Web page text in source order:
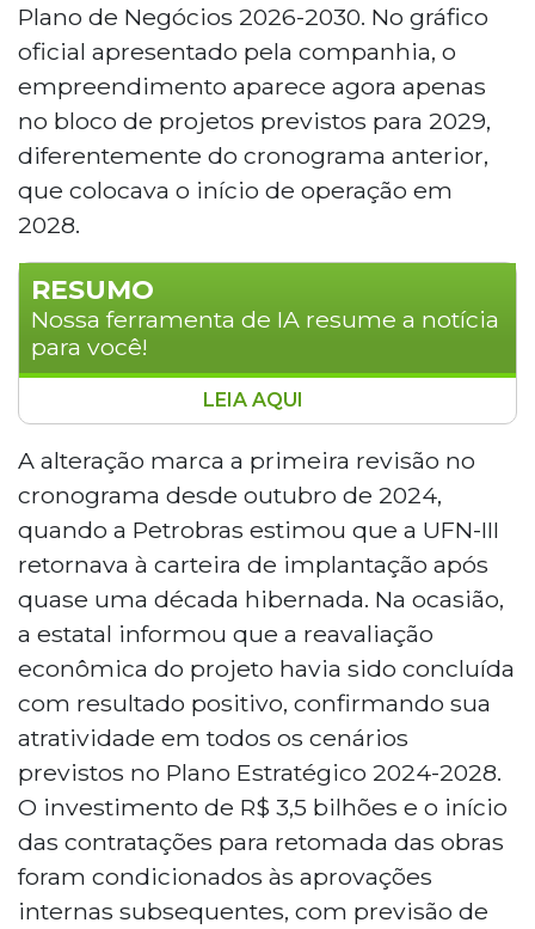
Plano de Negócios 2026-2030. No gráfico
oficial apresentado pela companhia, o
empreendimento aparece agora apenas
no bloco de projetos previstos para 2029,
diferentemente do cronograma anterior,
que colocava o início de operação em
2028.
RESUMO
Nossa ferramenta de IA resume a notícia
para você!
A Petrobras adiou para 2029 a conclusão
da Unidade de Fertilizantes Nitrogenados
III (UFN-III), em Três Lagoas, conforme
divulgado no Plano de Negócios 2026-
2030. O projeto, que estava previsto para
2028, representa um investimento de R$
3,5 bilhões e é considerado estratégico
para reduzir a dependência externa de
ureia e amônia. O adiamento ocorre em
um cenário de preços mais baixos do
petróleo e maior cautela nos
investimentos. A Petrobras prevê US$ 109
bilhões em investimentos totais para o
período, sendo US$ 15,8 bilhões
destinados ao segmento de Refino,
Transporte, Comercialização,
Petroquímica e Fertilizantes.
LEIA AQUI
A alteração marca a primeira revisão no
cronograma desde outubro de 2024,
quando a Petrobras estimou que a UFN-III
retornava à carteira de implantação após
quase uma década hibernada. Na ocasião,
a estatal informou que a reavaliação
econômica do projeto havia sido concluída
com resultado positivo, confirmando sua
atratividade em todos os cenários
previstos no Plano Estratégico 2024-2028.
O investimento de R$ 3,5 bilhões e o início
das contratações para retomada das obras
foram condicionados às aprovações
internas subsequentes, com previsão de